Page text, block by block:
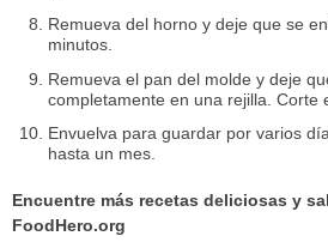
Remueva del horno y deje que se
minutos.
Remueva el pan del molde y deje
completamente en una rejilla. Corte
Envuelva para guardar por varios
hasta un mes.
Encuentre más recetas deliciosas y
FoodHero.org